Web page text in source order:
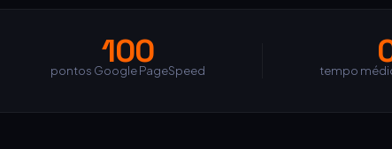
100
pontos Google PageSpeed tempo